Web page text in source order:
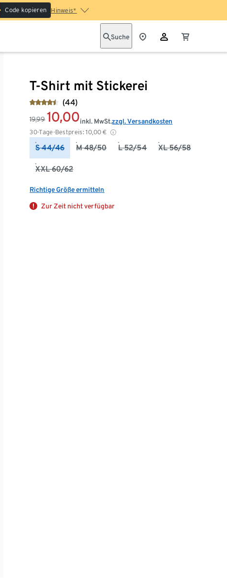
Code kopieren Hinweis*
Suche
T-Shirt mit Stickerei
(44)
19,99 10,00
30-Tage-Bestpreis: 10,00 €
inkl. MwSt.zzgl. Versandkosten
S 44/46 M 48/50 L 52/54 XL 56/58
XXL 60/62
Richtige Größe ermitteln
Zur Zeit nicht verfügbar